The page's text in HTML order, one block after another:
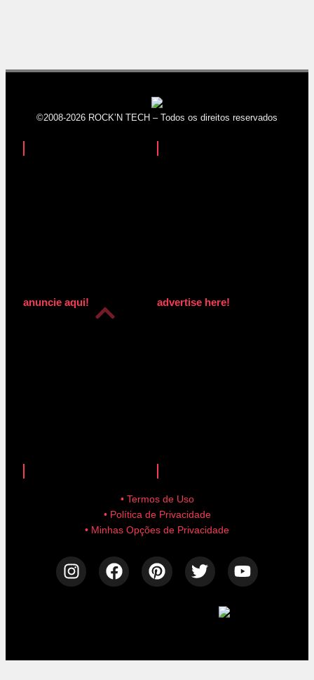
©2008-2026 ROCK’N TECH – Todos os direitos reservados
anuncie aqui! advertise here!
• Termos de Uso
• Política de Privacidade
• Minhas Opções de Privacidade